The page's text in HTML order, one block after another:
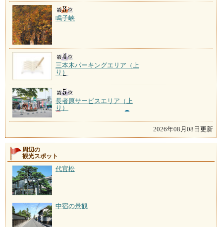
鳴子峡
三本木パーキングエリア（上
り）
長者原サービスエリア（上
り）
2026年08月08日更新
周辺の
観光スポット
代官松
中宿の景観